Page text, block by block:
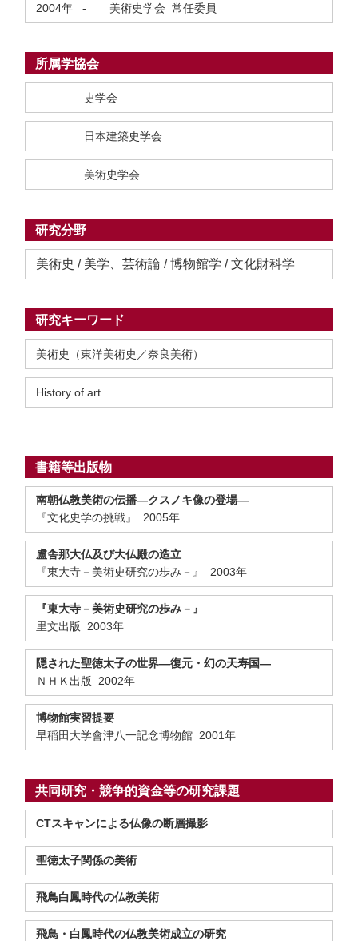
2004年 - 美術史学会 常任委員
所属学協会
史学会
日本建築史学会
美術史学会
研究分野
美術史 / 美学、芸術論 / 博物館学 / 文化財科学
研究キーワード
美術史（東洋美術史／奈良美術）
History of art
書籍等出版物
南朝仏教美術の伝播―クスノキ像の登場―
『文化史学の挑戦』 2005年
盧舎那大仏及び大仏殿の造立
『東大寺－美術史研究の歩み－』 2003年
『東大寺－美術史研究の歩み－』
里文出版 2003年
隠された聖徳太子の世界―復元・幻の天寿国―
ＮＨＫ出版 2002年
博物館実習提要
早稲田大学會津八一記念博物館 2001年
共同研究・競争的資金等の研究課題
CTスキャンによる仏像の断層撮影
聖徳太子関係の美術
飛鳥白鳳時代の仏教美術
飛鳥・白鳳時代の仏教美術成立の研究